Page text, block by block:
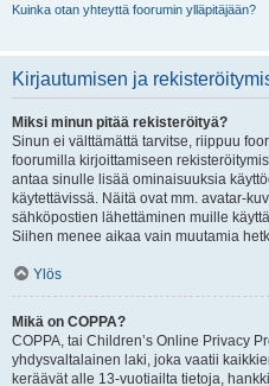
Kuinka otan yhteyttä foorumin ylläpitäjään?
Kirjautumisen ja
Miksi minun pitää rekisteröityä?
Sinun ei välttämättä tarvitse, riippuu
foorumilla kirjoittamiseen
antaa sinulle lisää ominaisuuksia
käytettävissä. Näitä ovat mm. avatar-
sähköpostien lähettäminen muille
Siihen menee aikaa vain muutamia
Ylös
Mikä on COPPA?
COPPA, tai Children’s Online Privacy
yhdysvaltalainen laki, joka vaatii
keräävät alle 13-vuotiailta tietoja,